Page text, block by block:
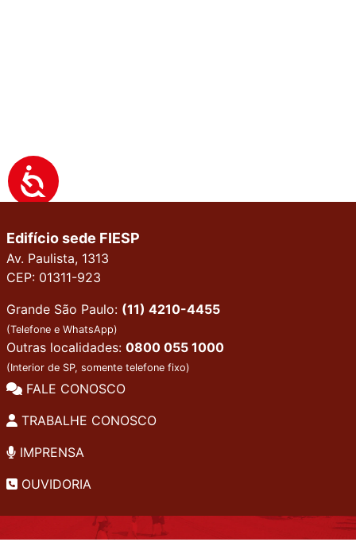
Edifício sede FIESP
Av. Paulista, 1313
CEP: 01311-923
Grande São Paulo: (11) 4210-4455
(Telefone e WhatsApp)
Outras localidades: 0800 055 1000
(Interior de SP, somente telefone fixo)
FALE CONOSCO
TRABALHE CONOSCO
IMPRENSA
OUVIDORIA